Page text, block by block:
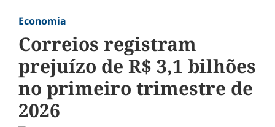
Economia
Correios registram
prejuízo de R$ 3,1 bilhões
no primeiro trimestre de
2026